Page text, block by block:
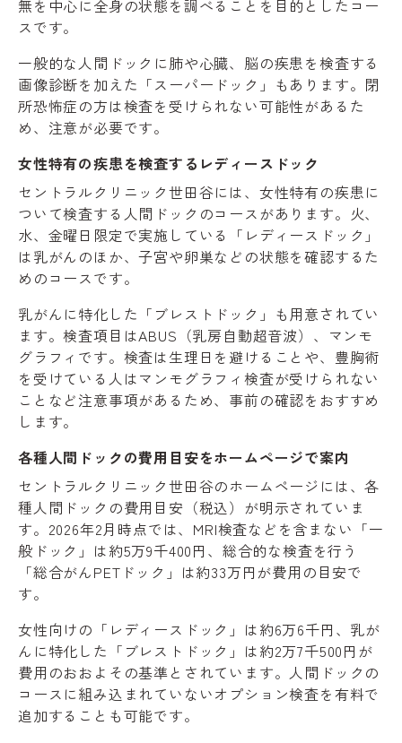
無を中心に全身の状態を調べることを目的としたコー
スです。
一般的な人間ドックに肺や心臓、脳の疾患を検査する
画像診断を加えた「スーパードック」もあります。閉
所恐怖症の方は検査を受けられない可能性があるた
め、注意が必要です。
女性特有の疾患を検査するレディースドック
セントラルクリニック世田谷には、女性特有の疾患に
ついて検査する人間ドックのコースがあります。火、
水、金曜日限定で実施している「レディースドック」
は乳がんのほか、子宮や卵巣などの状態を確認するた
めのコースです。
乳がんに特化した「ブレストドック」も用意されてい
ます。検査項目はABUS（乳房自動超音波）、マンモ
グラフィです。検査は生理日を避けることや、豊胸術
を受けている人はマンモグラフィ検査が受けられない
ことなど注意事項があるため、事前の確認をおすすめ
します。
各種人間ドックの費用目安をホームページで案内
セントラルクリニック世田谷のホームページには、各
種人間ドックの費用目安（税込）が明示されていま
す。2026年2月時点では、MRI検査などを含まない「一
般ドック」は約5万9千400円、総合的な検査を行う
「総合がんPETドック」は約33万円が費用の目安で
す。
女性向けの「レディースドック」は約6万6千円、乳が
んに特化した「ブレストドック」は約2万7千500円が
費用のおおよその基準とされています。人間ドックの
コースに組み込まれていないオプション検査を有料で
追加することも可能です。